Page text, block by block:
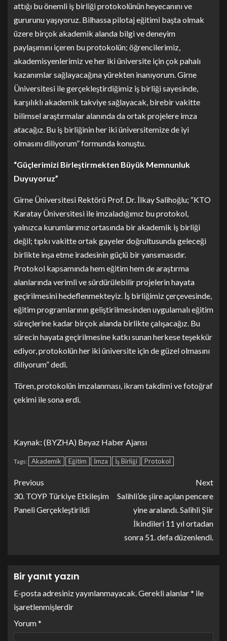
attığı bu önemli iş birliği protokolünün heyecanını ve
gururunu yaşıyoruz. Bilhassa pilotaj eğitimi başta olmak
üzere birçok akademik alanda bilgi ve deneyim
paylaşımını içeren bu protokolün; öğrencilerimiz,
akademisyenlerimiz ve her iki üniversite için çok pahalı
kazanımlar sağlayacağına yürekten inanıyorum. Girne
Üniversitesi ile gerçekleştirdiğimiz iş birliği sayesinde,
karşılıklı akademik takviye sağlayacak, birebir vakitte
bilimsel araştırmalar alanında da ortak projelere imza
atacağız. Bu iş birliğinin her iki üniversitemize de iyi
olmasını diliyorum” formunda konuştu.
“Güçlerimizi Birleştirmekten Büyük Memnunluk
Duyuyoruz”
Girne Üniversitesi Rektörü Prof. Dr. İlkay Salihoğlu; “KTO
Karatay Üniversitesi ile imzaladığımız bu protokol,
yalnızca kurumlarımız ortasında bir akademik iş birliği
değil; tıpkı vakitte ortak gayeler doğrultusunda geleceği
birlikte inşa etme iradesinin güçlü bir yansımasıdır.
Protokol kapsamında hem eğitim hem de araştırma
alanlarında verimli ve sürdürülebilir projelerin hayata
geçirilmesini hedeflenmekteyiz. İş birliğimiz çerçevesinde,
eğitim programlarının geliştirilmesinden uygulamalı eğitim
süreçlerine kadar birçok alanda birlikte çalışacağız. Bu
sürecin hayata geçirilmesine katkı sunan herkese teşekkür
ediyor, protokolün her iki üniversite için de güzel olmasını
diliyorum” dedi.
Tören, protokolün imzalanması, ikram takdimi ve fotoğraf
çekimi ile sona erdi.
Kaynak: (BYZHA) Beyaz Haber Ajansı
Tags: Akademik Eğitim İmza İş Birliği Protokol
Previous
30. TOYP Türkiye Etkileşim
Paneli Gerçekleştirildi
Next
Salihli’de şiire açılan pencere
yine aralandı. Salihli Şiir
İkindileri 11 yıl ortadan
sonra 51. defa düzenlendi.
Bir yanıt yazın
E-posta adresiniz yayınlanmayacak. Gerekli alanlar* ile
işaretlenmişlerdir
Yorum*